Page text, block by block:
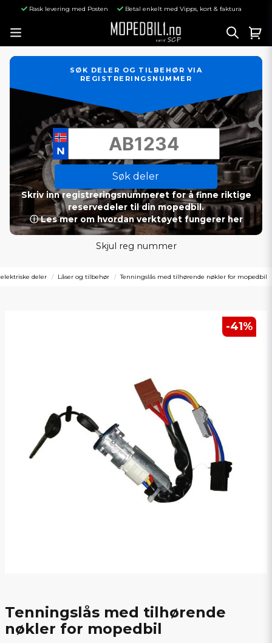
Rask levering med Posten Betal enkelt med Vipps, kort & faktura
SØK DELER OG TILBEHØR VIA
REGISTRERINGSNUMMER
Søk deler
Skriv inn registreringsnummeret for å finne riktige
reservedeler til din mopedbil.
ⓘ Les mer om hvordan verktøyet fungerer her
Skjul reg nummer
deler Låser og tilbehør Tenningslås med tilhørende nøkler for mopedbil
-41%
Tenningslås med tilhørende
nøkler for mopedbil